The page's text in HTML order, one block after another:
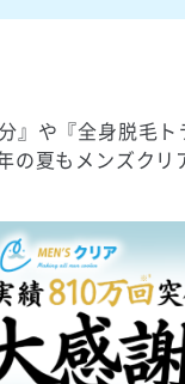
』や『全身脱毛
夏もメンズク